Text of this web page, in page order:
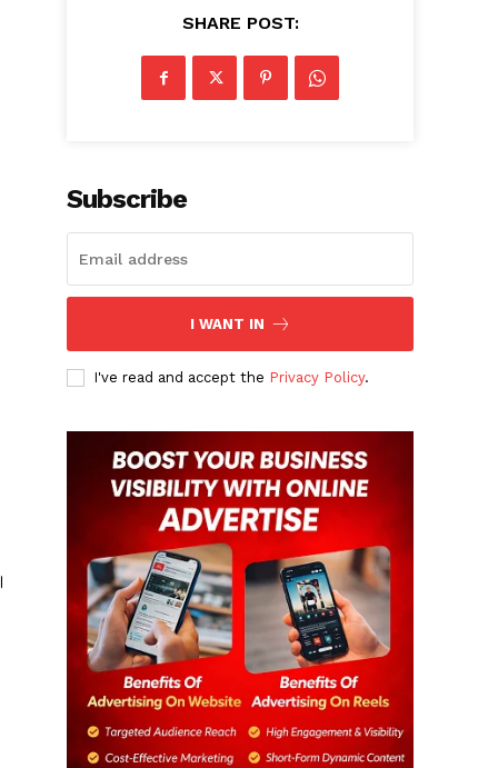
SHARE POST:
Subscribe
I WANT IN
I've read and accept the Privacy Policy.